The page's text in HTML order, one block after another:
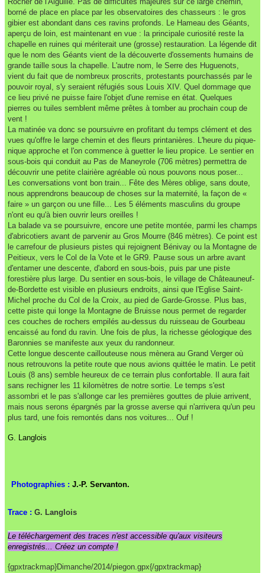
borné de place en place par les observatoires des chasseurs : le gros
gibier est abondant dans ces ravins profonds. Le Hameau des Géants,
aperçu de loin, est maintenant en vue : la principale curiosité reste la
chapelle en ruines qui mériterait une (grosse) restauration. La légende dit
que le nom des Géants vient de la découverte d'ossements humains de
grande taille sous la chapelle. L'autre nom, le Serre des Huguenots,
vient du fait que de nombreux proscrits, protestants pourchassés par le
pouvoir royal, s'y seraient réfugiés sous Louis XIV. Quel dommage que
ce lieu privé ne puisse faire l'objet d'une remise en état. Quelques
pierres ou tuiles semblent même prêtes à tomber au prochain coup de
vent !
La matinée va donc se poursuivre en profitant du temps clément et des
vues qu'offre le large chemin et des fleurs printanières. L'heure du pique-
nique approche et l'on commence à guetter le lieu propice. Le sentier en
sous-bois qui conduit au Pas de Maneyrole (706 mètres) permettra de
découvrir une petite clairière agréable où nous pouvons nous poser...
Les conversations vont bon train... Fête des Mères oblige, sans doute,
nous apprendrons beaucoup de choses sur la maternité, la façon de «
faire » un garçon ou une fille... Les 5 éléments masculins du groupe
n'ont eu qu'à bien ouvrir leurs oreilles !
La balade va se poursuivre, encore une petite montée, parmi les champs
d'abricotiers avant de parvenir au Gros Mourre (846 mètres). Ce point est
le carrefour de plusieurs pistes qui rejoignent Bénivay ou la Montagne de
Peitieux, vers le Col de la Vote et le GR9. Pause sous un arbre avant
d'entamer une descente, d'abord en sous-bois, puis par une piste
forestière plus large. Du sentier en sous-bois, le village de Châteauneuf-
de-Bordette est visible en plusieurs endroits, ainsi que l'Eglise Saint-
Michel proche du Col de la Croix, au pied de Garde-Grosse. Plus bas,
cette piste qui longe la Montagne de Bruisse nous permet de regarder
ces couches de rochers empilés au-dessus du ruisseau de Gourbeau
encaissé au fond du ravin. Une fois de plus, la richesse géologique des
Baronnies se manifeste aux yeux du randonneur.
Cette longue descente caillouteuse nous mènera au Grand Verger où
nous retrouvons la petite route que nous avions quittée le matin. Le petit
Louis (8 ans) semble heureux de ce terrain plus confortable. Il aura fait
sans rechigner les 11 kilomètres de notre sortie. Le temps s'est
assombri et le pas s'allonge car les premières gouttes de pluie arrivent,
mais nous serons épargnés par la grosse averse qui n'arrivera qu'un peu
plus tard, une fois remontés dans nos voitures... Ouf !
G. Langlois
Photographies : J.-P. Servanton.
Trace : G. Langlois
Le téléchargement des traces n'est accessible qu'aux visiteurs
enregistrés... Créez un compte !
{gpxtrackmap}Dimanche/2014/piegon.gpx{/gpxtrackmap}